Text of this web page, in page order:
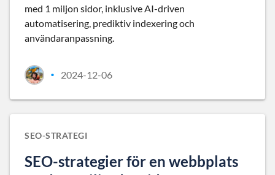
med 1 miljon sidor, inklusive AI-driven
automatisering, prediktiv indexering och
användaranpassning.
• 2024-12-06
SEO-STRATEGI
SEO-strategier för en webbplats